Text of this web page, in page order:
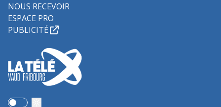
NOUS RECEVOIR
ESPACE PRO
PUBLICITÉ
Use setting